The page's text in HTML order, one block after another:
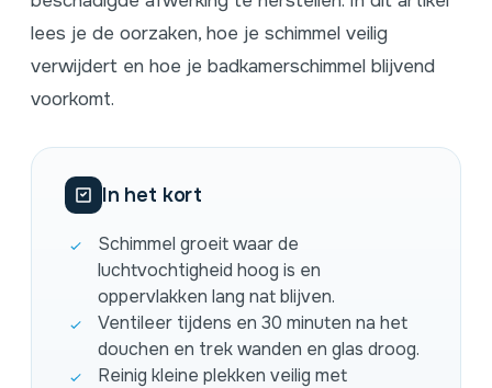
lees je de oorzaken, hoe je schimmel veilig
verwijdert en hoe je badkamerschimmel blijvend
voorkomt.
In het kort
Schimmel groeit waar de
luchtvochtigheid hoog is en
oppervlakken lang nat blijven.
Ventileer tijdens en 30 minuten na het
douchen en trek wanden en glas droog.
Reinig kleine plekken veilig met